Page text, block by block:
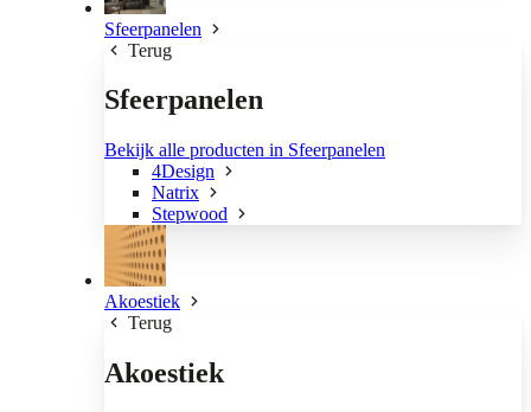
Sfeerpanelen
Terug
Sfeerpanelen
Bekijk alle producten in Sfeerpanelen
4Design
Natrix
Stepwood
Akoestiek
Terug
Akoestiek